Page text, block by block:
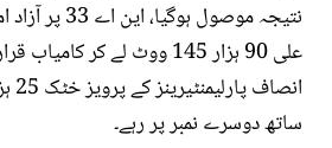
نتیجہ موصول
علی 90 ہزار 145 ووٹ لے کر
ساتھ دوسرے نمبر پر رہے۔